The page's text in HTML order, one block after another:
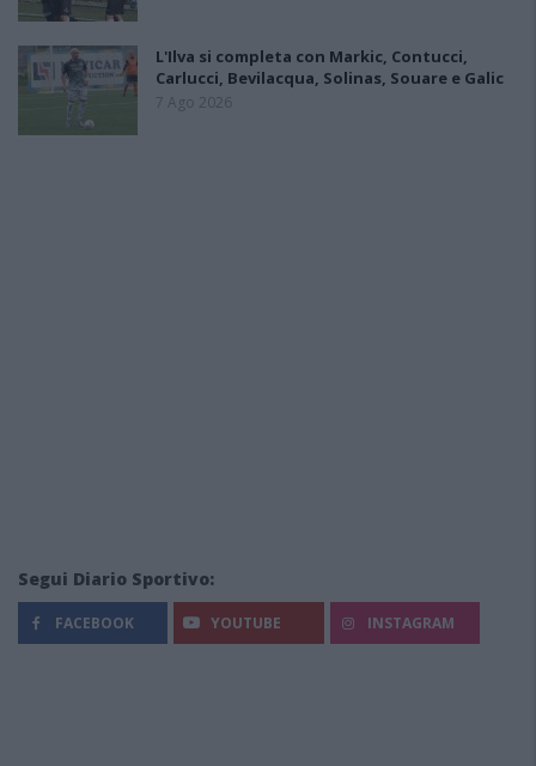
L'Ilva si completa con Markic, Contucci,
Carlucci, Bevilacqua, Solinas, Souare e Galic
7 Ago 2026
Segui Diario Sportivo:
FACEBOOK YOUTUBE INSTAGRAM